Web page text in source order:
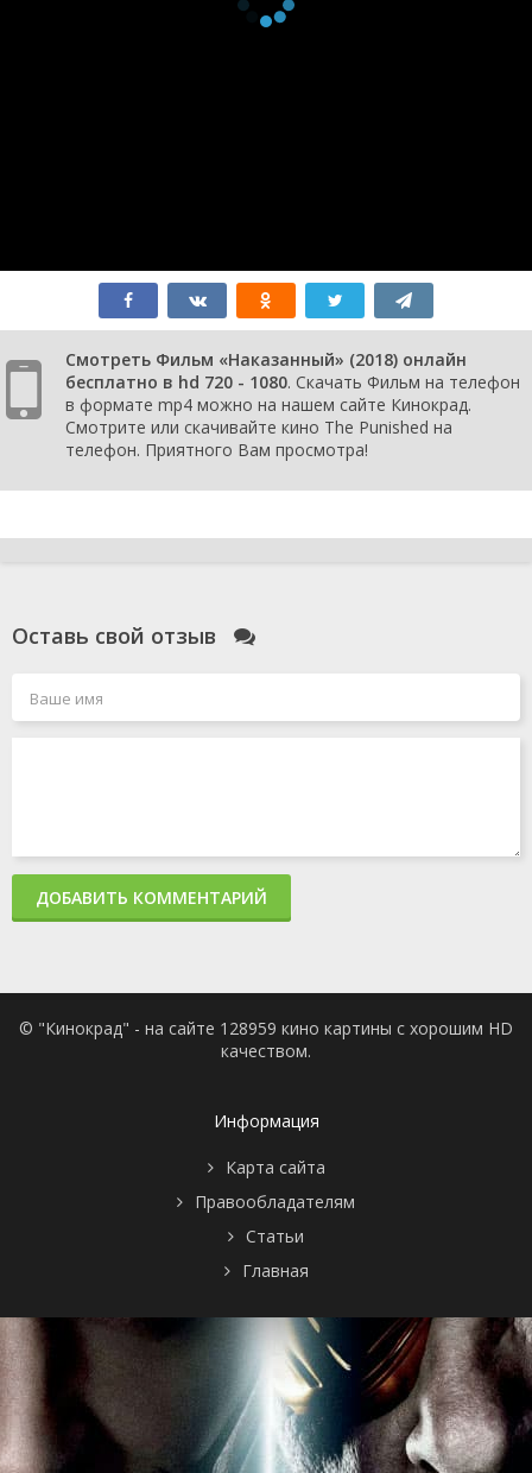
Смотреть Фильм «Наказанный» (2018) онлайн
бесплатно в hd 720 - 1080. Скачать Фильм на телефон
в формате mp4 можно на нашем сайте Кинокрад.
Смотрите или скачивайте кино The Punished на
телефон. Приятного Вам просмотра!
Оставь свой отзыв
ДОБАВИТЬ КОММЕНТАРИЙ
© "Кинокрад" - на сайте 128959 кино картины с хорошим HD
качеством.
Информация
Карта сайта
Правообладателям
Статьи
Главная